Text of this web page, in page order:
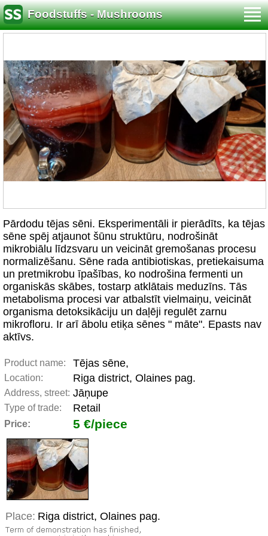
Foodstuffs - Mushrooms
Pārdodu tējas sēni. Eksperimentāli ir pierādīts, ka tējas
sēne spēj atjaunot šūnu struktūru, nodrošināt
mikrobiālu līdzsvaru un veicināt gremošanas procesu
normalizēšanu. Sēne rada antibiotiskas, pretiekaisuma
un pretmikrobu īpašības, ko nodrošina fermenti un
organiskās skābes, tostarp atklātais meduzīns. Tās
metabolisma procesi var atbalstīt vielmaiņu, veicināt
organisma detoksikāciju un daļēji regulēt zarnu
mikrofloru. Ir arī ābolu etiķa sēnes " māte". Epasts nav
aktīvs.
Product name: Tējas sēne,
Location: Riga district, Olaines pag.
Address, street: Jāņupe
Type of trade: Retail
Price: 5 €/piece
Place: Riga district, Olaines pag.